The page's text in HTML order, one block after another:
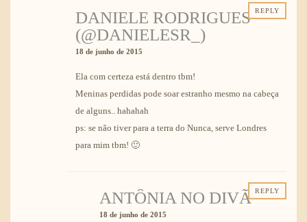
REPLY
DANIELE RODRIGUES
(@DANIELESR_)
18 de junho de 2015
Ela com certeza está dentro tbm!
Meninas perdidas pode soar estranho mesmo na cabeça
de alguns.. hahahah
ps: se não tiver para a terra do Nunca, serve Londres
para mim tbm! 🙂
REPLY
ANTÔNIA NO DIVÃ
18 de junho de 2015